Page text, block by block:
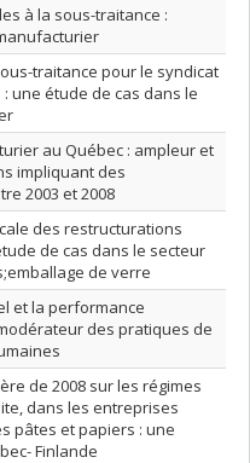
à la sous-traitance :
traitance pour le syndicat
une étude de cas dans le
au Québec : ampleur et
impliquant des
2003 et 2008
des restructurations
de cas dans le secteur
de verre
et la performance
des pratiques de
de 2008 sur les régimes
dans les entreprises
pâtes et papiers : une
Finlande